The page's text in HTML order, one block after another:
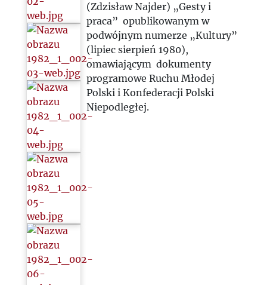
(Zdzisław Najder) „Gesty i
praca” opublikowanym w
podwójnym numerze „Kultury”
(lipiec sierpień 1980),
omawiającym dokumenty
programowe Ruchu Młodej
Polski i Konfederacji Polski
Niepodległej.